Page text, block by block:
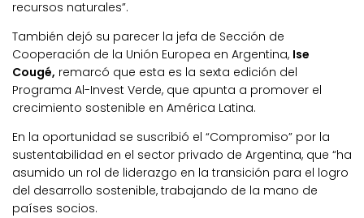
recursos naturales”.
También dejó su parecer la jefa de Sección de
Cooperación de la Unión Europea en Argentina, Ise
Cougé, remarcó que esta es la sexta edición del
Programa Al-Invest Verde, que apunta a promover el
crecimiento sostenible en América Latina.
En la oportunidad se suscribió el “Compromiso” por la
sustentabilidad en el sector privado de Argentina, que “ha
asumido un rol de liderazgo en la transición para el logro
del desarrollo sostenible, trabajando de la mano de
países socios.